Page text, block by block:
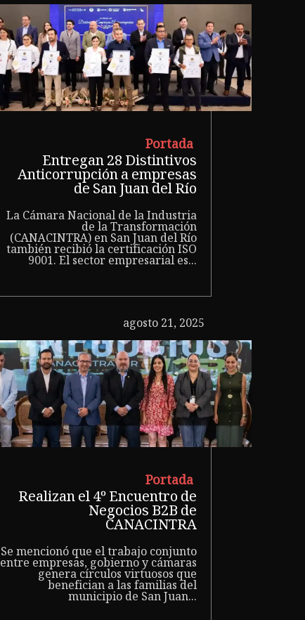
Portada
Entregan 28 Distintivos
Anticorrupción a empresas
de San Juan del Río
La Cámara Nacional de la Industria
de la Transformación
(CANACINTRA) en San Juan del Río
también recibió la certificación ISO
9001. El sector empresarial es...
agosto 21, 2025
Portada
Realizan el 4º Encuentro de
Negocios B2B de
CANACINTRA
Se mencionó que el trabajo conjunto
entre empresas, gobierno y cámaras
genera círculos virtuosos que
benefician a las familias del
municipio de San Juan...